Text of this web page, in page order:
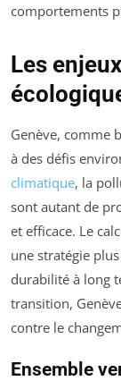
comportements
Les
Genève, comme
à des défis
climatique, la
sont autant de
et efficace. Le
une stratégie
durabilité à long
transition,
contre le
Ensemble